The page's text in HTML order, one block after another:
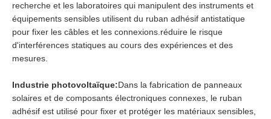
recherche et les laboratoires qui manipulent des instruments et
équipements sensibles utilisent du ruban adhésif antistatique
pour fixer les câbles et les connexions.réduire le risque
d'interférences statiques au cours des expériences et des
mesures.
Industrie photovoltaïque:Dans la fabrication de panneaux
solaires et de composants électroniques connexes, le ruban
adhésif est utilisé pour fixer et protéger les matériaux sensibles,